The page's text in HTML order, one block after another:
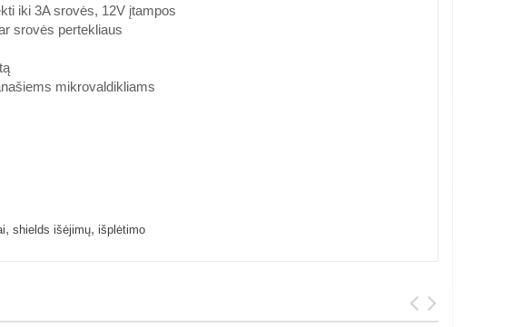
iki 3A srovės, 12V įtampos
srovės pertekliaus
mikrovaldikliams
, shields išėjimų, išplėtimo